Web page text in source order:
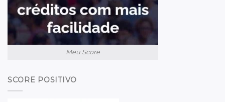
Meu Score
SCORE POSITIVO